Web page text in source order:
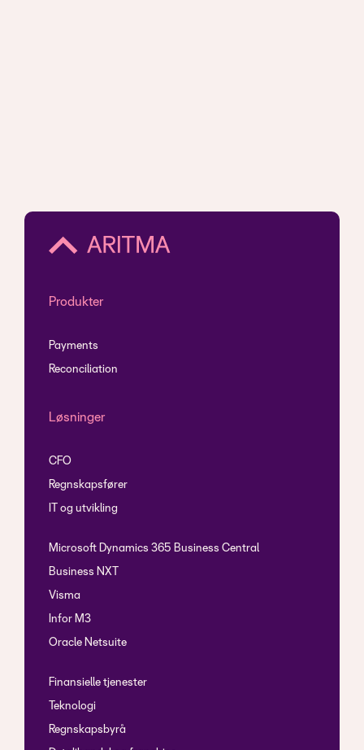
Produkter
Payments
Reconciliation
Løsninger
CFO
Regnskapsfører
IT og utvikling
Microsoft Dynamics 365 Business Central
Business NXT
Visma
Infor M3
Oracle Netsuite
Finansielle tjenester
Teknologi
Regnskapsbyrå